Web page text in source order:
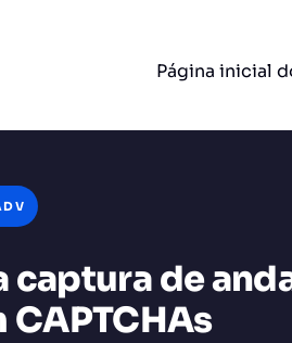
Página inicial
captura de
PARA ESTE CONTEÚDO